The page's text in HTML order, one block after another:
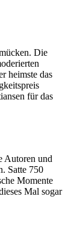
Die
heimste das
für das
Autoren und
Satte 750
Momente
Mal sogar